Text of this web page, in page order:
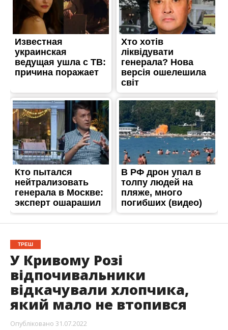
ТРЕШ
У Кривому Розі
відпочивальники
відкачували хлопчика,
який мало не втопився
Опубліковано 31.07.2022